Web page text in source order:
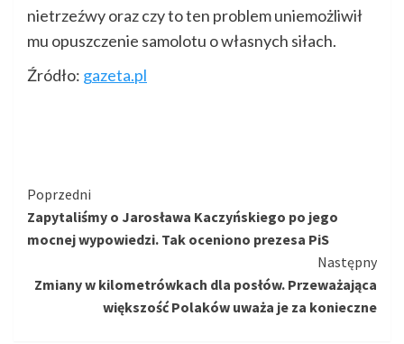
nietrzeźwy oraz czy to ten problem uniemożliwił
mu opuszczenie samolotu o własnych siłach.
Źródło: gazeta.pl
Kontynuuj
czytanie
Poprzedni
Zapytaliśmy o Jarosława Kaczyńskiego po jego
mocnej wypowiedzi. Tak oceniono prezesa PiS
Następny
Zmiany w kilometrówkach dla posłów. Przeważająca
większość Polaków uważa je za konieczne